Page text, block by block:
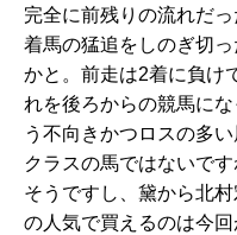
完全に前残りの流れだ
着馬の猛追をしのぎ切
かと。前走は2着に負け
れを後ろからの競馬に
う不向きかつロスの多
クラスの馬ではないで
そうですし、黛から北
の人気で買えるのは今